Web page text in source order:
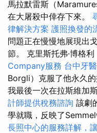
馬拉默雷斯（
在大屠殺中倖存下來。
律解決方案 護照換發的
問題正在慢慢地展現出
節。 克里斯托弗·博格
Company服務 台中牙
Borgli）克服了他永久
我最後一次在拉斯維加
計師提供稅務諮詢 該劇
學就職，反映了
長照中心的服務詳解，